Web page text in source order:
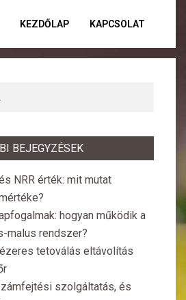
KEZDŐLAP KAPCSOLAT
BEJEGYZÉSEK
NRR érték: mit mutat
hogyan működik a
malus rendszer?
tetoválás eltávolítás
szolgáltatás, és